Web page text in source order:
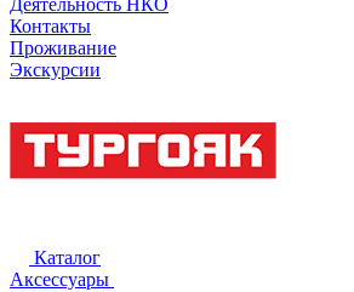
Деятельность НКО
Контакты
Проживание
Экскурсии
Каталог
Аксессуары